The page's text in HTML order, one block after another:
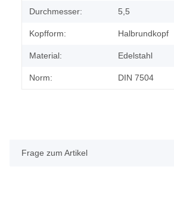
Durchmesser: 5,5
Kopfform: Halbrundkopf
Material: Edelstahl
Norm: DIN 7504
Frage zum Artikel